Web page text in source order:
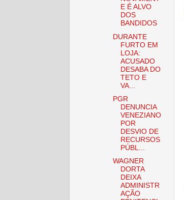
E É ALVO
DOS
BANDIDOS
DURANTE
FURTO EM
LOJA:
ACUSADO
DESABA DO
TETO E
VA...
PGR
DENUNCIA
VENEZIANO
POR
DESVIO DE
RECURSOS
PÚBL...
WAGNER
DORTA
DEIXA
ADMINISTR
AÇÃO